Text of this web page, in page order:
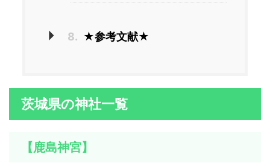
8. ★参考文献★
茨城県の神社一覧
【鹿島神宮】